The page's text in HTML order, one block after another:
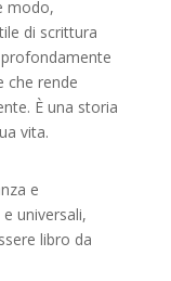
modo,
di scrittura
profondamente
che rende
È una storia
vita.
e
universali,
libro da